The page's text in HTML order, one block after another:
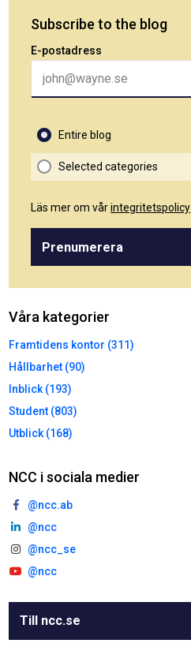
Subscribe to the blog
E-postadress
Entire blog
Selected categories
Läs mer om vårintegritetspolicy
Prenumerera
Våra kategorier
Framtidens kontor (311)
Hållbarhet (90)
Inblick (193)
Student (803)
Utblick (168)
NCC i sociala medier
@ncc.ab
@ncc
@ncc_se
@ncc
Till ncc.se